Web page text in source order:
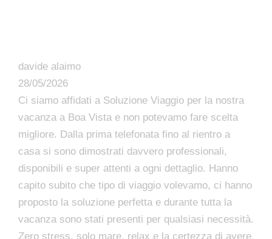
davide alaimo
28/05/2026
Ci siamo affidati a Soluzione Viaggio per la nostra
vacanza a Boa Vista e non potevamo fare scelta
migliore. Dalla prima telefonata fino al rientro a
casa si sono dimostrati davvero professionali,
disponibili e super attenti a ogni dettaglio. Hanno
capito subito che tipo di viaggio volevamo, ci hanno
proposto la soluzione perfetta e durante tutta la
vacanza sono stati presenti per qualsiasi necessità.
Zero stress, solo mare, relax e la certezza di avere